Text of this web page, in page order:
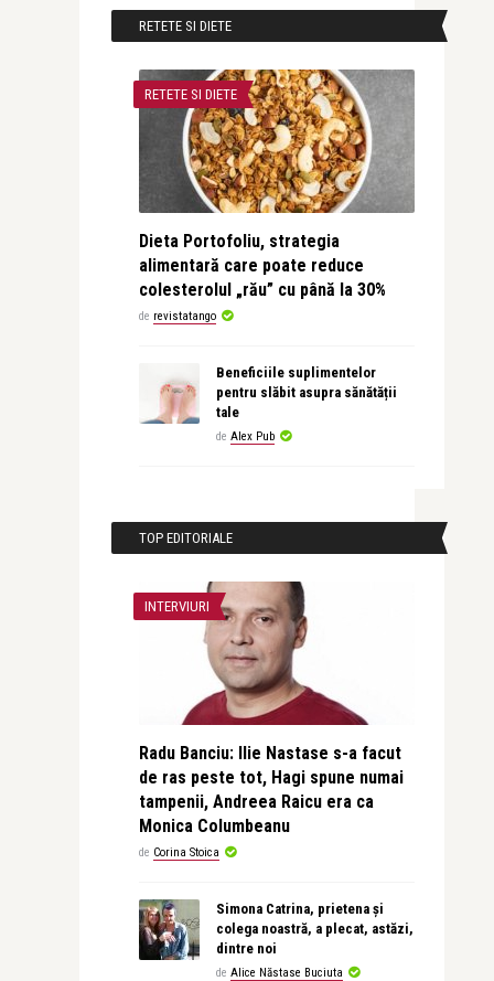
RETETE SI DIETE
RETETE SI DIETE
Dieta Portofoliu, strategia
alimentară care poate reduce
colesterolul „rău” cu până la 30%
de revistatango
Beneficiile suplimentelor
pentru slăbit asupra sănătății
tale
de Alex Pub
TOP EDITORIALE
INTERVIURI
Radu Banciu: Ilie Nastase s-a facut
de ras peste tot, Hagi spune numai
tampenii, Andreea Raicu era ca
Monica Columbeanu
de Corina Stoica
Simona Catrina, prietena și
colega noastră, a plecat, astăzi,
dintre noi
de Alice Năstase Buciuta